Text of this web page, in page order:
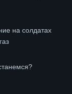
на солдатах